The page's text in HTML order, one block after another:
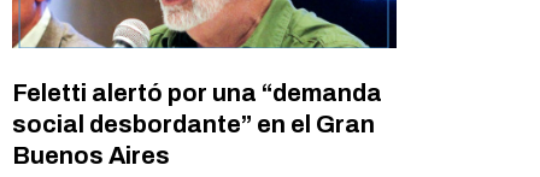
Feletti alertó por una “demanda
social desbordante” en el Gran
Buenos Aires